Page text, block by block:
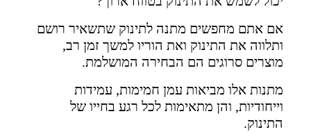
אם אתם מחפשים מתנה לתינוק שתשאיר רושם
ותלווה את התינוק ואת הוריו למשך זמן רב,
מוצרים סרוגים הם הבחירה המושלמת.
מתנות אלו מביאות עמן חמימות, עמידות
וייחודיות, והן מתאימות לכל רגע בחייו של
התינוק.